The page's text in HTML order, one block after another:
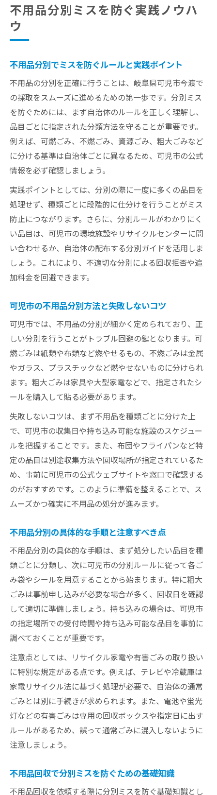
不用品分別ミスを防ぐ実践ノウハ
ウ
不用品分別でミスを防ぐルールと実践ポイント
不用品の分別を正確に行うことは、岐阜県可児市今渡で
の採取をスムーズに進めるための第一歩です。分別ミス
を防ぐためには、まず自治体のルールを正しく理解し、
品目ごとに指定された分類方法を守ることが重要です。
例えば、可燃ごみ、不燃ごみ、資源ごみ、粗大ごみなど
に分ける基準は自治体ごとに異なるため、可児市の公式
情報を必ず確認しましょう。
実践ポイントとしては、分別の際に一度に多くの品目を
処理せず、種類ごとに段階的に仕分けを行うことがミス
防止につながります。さらに、分別ルールがわかりにく
い品目は、可児市の環境施設やリサイクルセンターに問
い合わせるか、自治体の配布する分別ガイドを活用しま
しょう。これにより、不適切な分別による回収拒否や追
加料金を回避できます。
可児市の不用品分別方法と失敗しないコツ
可児市では、不用品の分別が細かく定められており、正
しい分別を行うことがトラブル回避の鍵となります。可
燃ごみは紙類や布類など燃やせるもの、不燃ごみは金属
やガラス、プラスチックなど燃やせないものに分けられ
ます。粗大ごみは家具や大型家電などで、指定されたシ
ールを購入して貼る必要があります。
失敗しないコツは、まず不用品を種類ごとに分けた上
で、可児市の収集日や持ち込み可能な施設のスケジュー
ルを把握することです。また、布団やフライパンなど特
定の品目は別途収集方法や回収場所が指定されているた
め、事前に可児市の公式ウェブサイトや窓口で確認する
のがおすすめです。このように準備を整えることで、ス
ムーズかつ確実に不用品の処分が進みます。
不用品分別の具体的な手順と注意すべき点
不用品分別の具体的な手順は、まず処分したい品目を種
類ごとに分類し、次に可児市の分別ルールに従って各ご
み袋やシールを用意することから始まります。特に粗大
ごみは事前申し込みが必要な場合が多く、回収日を確認
して適切に準備しましょう。持ち込みの場合は、可児市
の指定場所での受付時間や持ち込み可能な品目を事前に
調べておくことが重要です。
注意点としては、リサイクル家電や有害ごみの取り扱い
に特別な規定がある点です。例えば、テレビや冷蔵庫は
家電リサイクル法に基づく処理が必要で、自治体の通常
ごみとは別に手続きが求められます。また、電池や蛍光
灯などの有害ごみは専用の回収ボックスや指定日に出す
ルールがあるため、誤って通常ごみに混入しないように
注意しましょう。
不用品回収で分別ミスを防ぐための基礎知識
不用品回収を依頼する際に分別ミスを防ぐ基礎知識とし